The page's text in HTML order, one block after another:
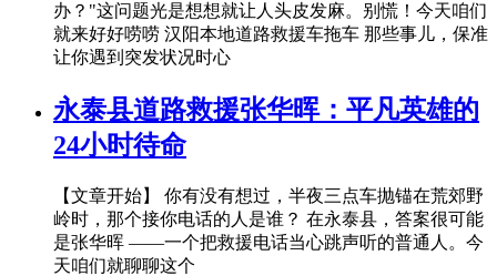
办？"这问题光是想想就让人头皮发麻。别慌！今天咱们
就来好好唠唠 汉阳本地道路救援车拖车 那些事儿，保准
让你遇到突发状况时心
永泰县道路救援张华晖：平凡英雄的
24小时待命
【文章开始】 你有没有想过，半夜三点车抛锚在荒郊野
岭时，那个接你电话的人是谁？ 在永泰县，答案很可能
是张华晖 ——一个把救援电话当心跳声听的普通人。今
天咱们就聊聊这个